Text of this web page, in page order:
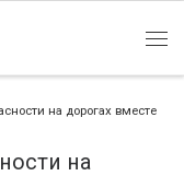
на дорогах вместе
на